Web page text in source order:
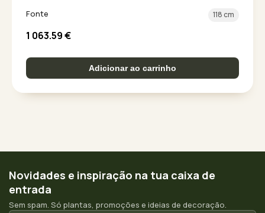
Fonte 118 cm
1 063.59€
Adicionar ao carrinho
Novidades e inspiração na tua caixa de
entrada
Sem spam. Só plantas, promoções e ideias de decoração.